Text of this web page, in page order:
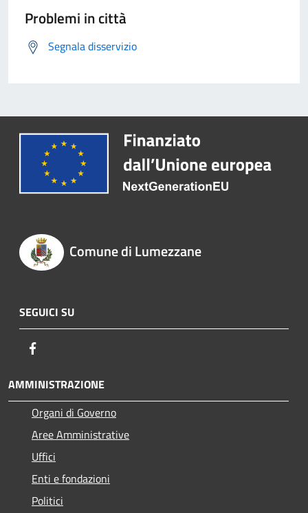
Problemi in città
Segnala disservizio
Comune di Lumezzane
SEGUICI SU
AMMINISTRAZIONE
Organi di Governo
Aree Amministrative
Uffici
Enti e fondazioni
Politici